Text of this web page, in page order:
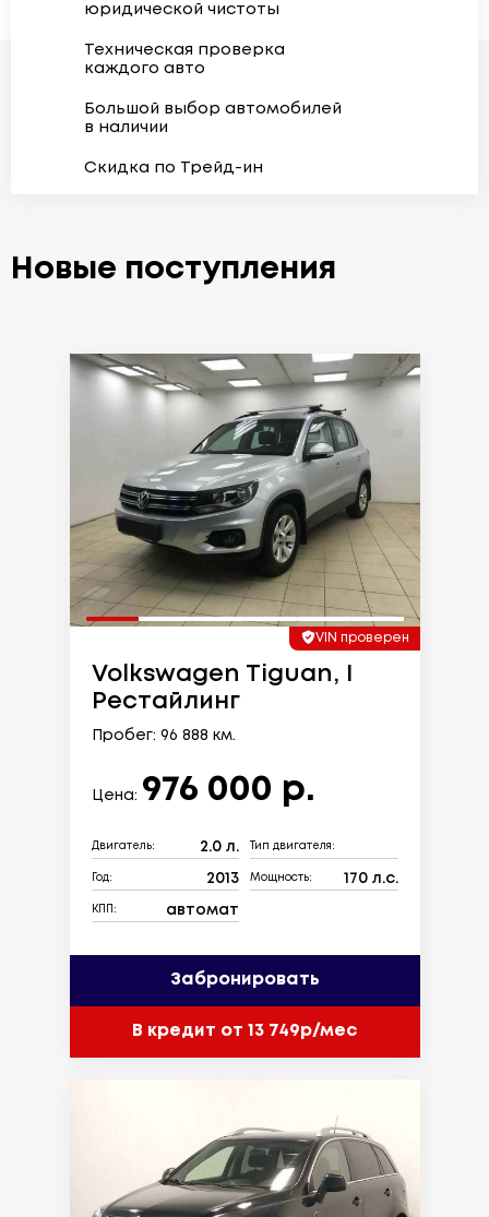
юридической чистоты
Техническая проверка
каждого авто
Большой выбор автомобилей
в наличии
Скидка по Трейд-ин
Новые поступления
VIN проверен
Volkswagen Tiguan, I
Рестайлинг
Пробег: 96 888 км.
Цена: 976 000 р.
Двигатель: 2.0 л. Тип двигателя:
Год: 2013 Мощность: 170 л.с.
КПП: автомат
Забронировать
В кредит от 13 749р/мес